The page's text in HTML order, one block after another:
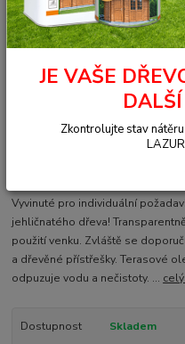
019 Terasový
Ohodnotit
Vyvinuté pro individuální
jehličnatého dřeva!
použití venku. Zvláště se
a dřevěné přístřešky. Terasové
odpuzuje vodu a nečistoty. ...
Dostupnost Skladem
JE VAŠE
Zkontrolujte stav